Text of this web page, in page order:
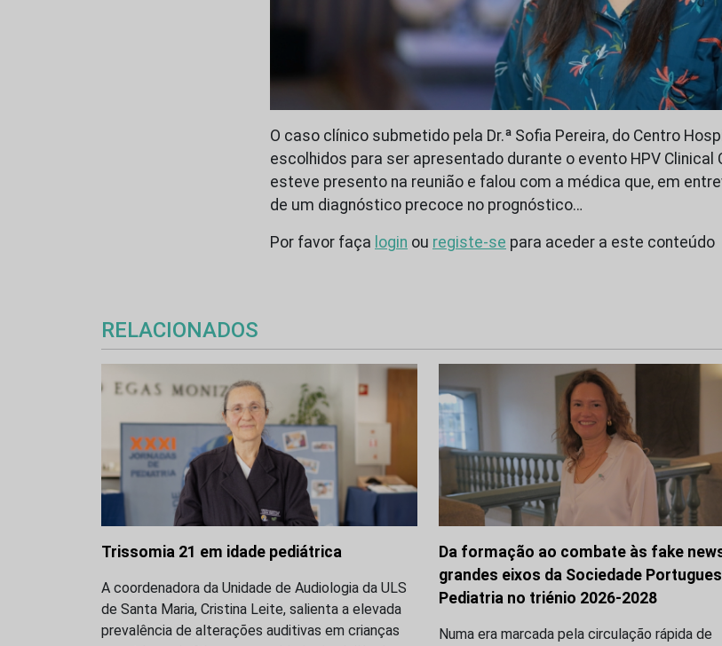
O caso clínico submetido pela Dr.ª Sofia Pereira, do Centro
escolhidos para ser apresentado durante o evento HPV Clinical
esteve presento na reunião e falou com a médica que, em
de um diagnóstico precoce no prognóstico…
Por favor faça login ou registe-se para aceder a este conteúdo
RELACIONADOS
Trissomia 21 em idade pediátrica
A coordenadora da Unidade de Audiologia da ULS
de Santa Maria, Cristina Leite, salienta a elevada
prevalência de alterações auditivas em crianças
Da formação ao combate às fake
grandes eixos da Sociedade
Pediatria no triénio 2026-2028
Numa era marcada pela circulação rápida de